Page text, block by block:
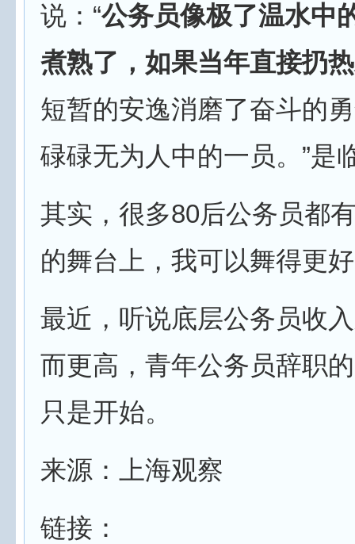
说：“公务员像极了温水中
煮熟了，如果当年直接扔
短暂的安逸消磨了奋斗的
碌碌无为人中的一员。”是
其实，很多80后公务员都
的舞台上，我可以舞得更
最近，听说底层公务员收
而更高，青年公务员辞职
只是开始。
来源：上海观察
链接：